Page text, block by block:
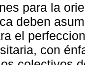
para la
deben
el
con